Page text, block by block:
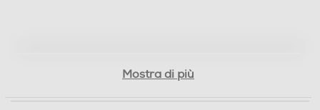
Mostra di più